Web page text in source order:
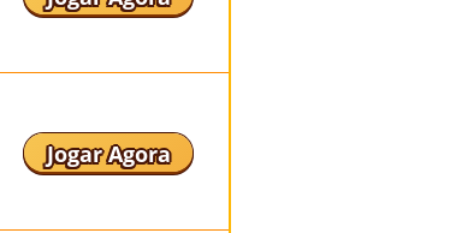
Jogar Agora